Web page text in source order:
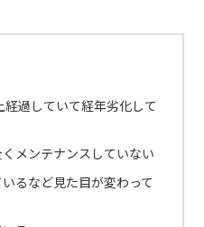
過していて経年劣化して
メンテナンスしていない
るなど見た目が変わって